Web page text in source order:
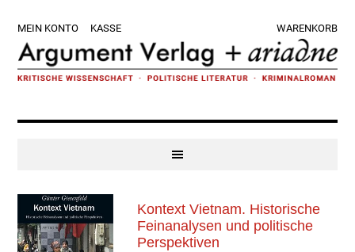
Hauptnavigation
springen
main
content
Hauptsidebar
springen
Fußzeile
springen
MEIN KONTO KASSE WARENKORB
Kontext Vietnam. Historische
Feinanalysen und politische
Perspektiven